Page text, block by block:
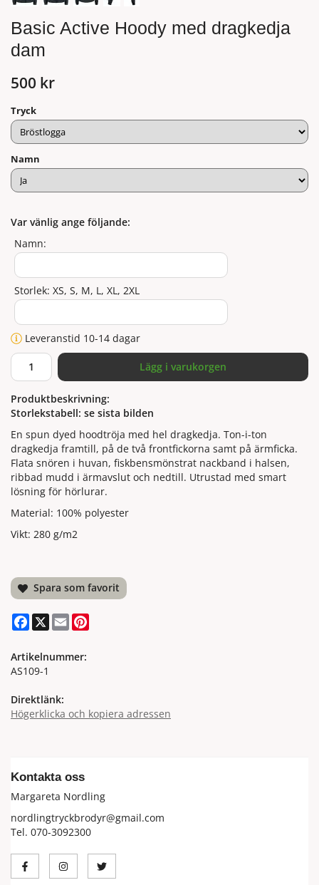
Basic Active Hoody med dragkedja
dam
500 kr
Tryck
Namn
Var vänlig ange följande:
Namn:
Storlek: XS, S, M, L, XL, 2XL
Leveranstid 10-14 dagar
Lägg i varukorgen
Produktbeskrivning:
Storlekstabell: se sista bilden
En spun dyed hoodtröja med hel dragkedja. Ton-i-ton
dragkedja framtill, på de två frontfickorna samt på ärmficka.
Flata snören i huvan, fiskbensmönstrat nackband i halsen,
ribbad mudd i ärmavslut och nedtill. Utrustad med smart
lösning för hörlurar.
Material: 100% polyester
Vikt: 280 g/m2
Spara som favorit
Facebook
X Email
Artikelnummer:
AS109-1
Direktlänk:
Högerklicka och kopiera adressen
Kontakta oss
Margareta Nordling
nordlingtryckbrodyr@gmail.com
Tel. 070-3092300